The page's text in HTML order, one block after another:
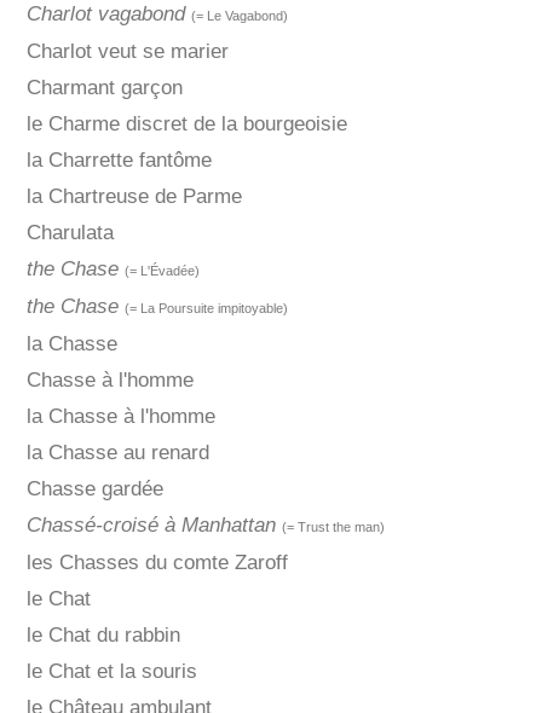
Charlot vagabond (= Le Vagabond)
Charlot veut se marier
Charmant garçon
le Charme discret de la bourgeoisie
la Charrette fantôme
la Chartreuse de Parme
Charulata
the Chase (= L'Évadée)
the Chase (= La Poursuite impitoyable)
la Chasse
Chasse à l'homme
la Chasse à l'homme
la Chasse au renard
Chasse gardée
Chassé-croisé à Manhattan (= Trust the man)
les Chasses du comte Zaroff
le Chat
le Chat du rabbin
le Chat et la souris
le Château ambulant